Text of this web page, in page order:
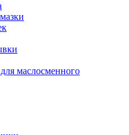
маслосменного